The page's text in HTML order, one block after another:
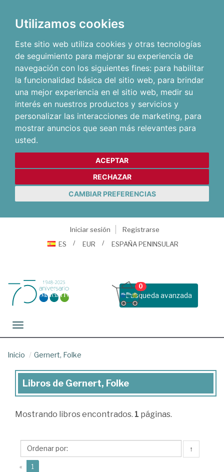
Utilizamos cookies
Este sitio web utiliza cookies y otras tecnologías
de seguimiento para mejorar su experiencia de
navegación con los siguientes fines: para habilitar
la funcionalidad básica del sitio web, para brindar
una mejor experiencia en el sitio web, medir su
interés en nuestros productos y servicios y
personalizar las interacciones de marketing, para
mostrar anuncios que sean más relevantes para
usted.
ACEPTAR
RECHAZAR
CAMBIAR PREFERENCIAS
Iniciar sesión
Registrarse
ES
EUR ESPAÑA PENINSULAR
Busqueda avanzada
0
Toggle navigation
Inicio Gernert, Folke
Libros
Gernert,
Libros de Gernert, Folke
Mostrando libros encontrados. 1 páginas.
↑
« 1